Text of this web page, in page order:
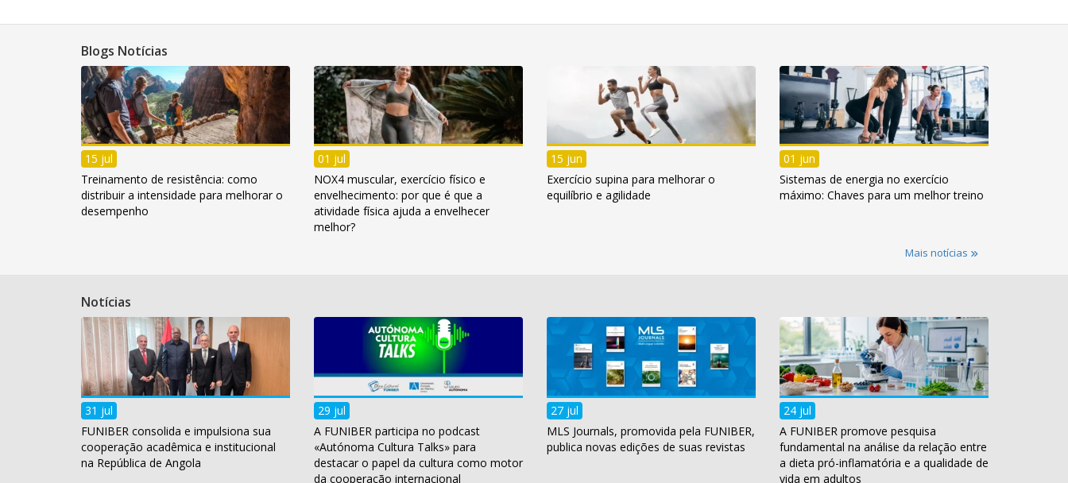
Blogs Notícias
15 jul
Treinamento de resistência: como
distribuir a intensidade para melhorar o
desempenho
01 jul
NOX4 muscular, exercício físico e
envelhecimento: por que é que a
atividade física ajuda a envelhecer
melhor?
15 jun
Exercício supina para melhorar o
equilíbrio e agilidade
01 jun
Sistemas de energia no exercício
máximo: Chaves para um melhor treino
Mais notícias
Notícias
31 jul
FUNIBER consolida e impulsiona sua
cooperação acadêmica e institucional
na República de Angola
29 jul
A FUNIBER participa no podcast
«Autónoma Cultura Talks» para
destacar o papel da cultura como motor
da cooperação internacional
27 jul
MLS Journals, promovida pela FUNIBER,
publica novas edições de suas revistas
24 jul
A FUNIBER promove pesquisa
fundamental na análise da relação entre
a dieta pró-inflamatória e a qualidade de
vida em adultos